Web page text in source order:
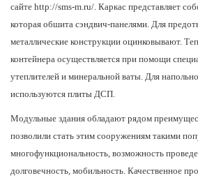
сайте http://sms-m.ru/. Каркас представляет
которая обшита сэндвич-панелями. Для
металлические конструкции оцинковывают.
контейнера осуществляется при помощи
утеплителей и минеральной ваты. Для
используются плиты ДСП.
Модульные здания обладают рядом
позволили стать этим сооружениям такими
многофункциональность, возможность
долговечность, мобильность. Качественное